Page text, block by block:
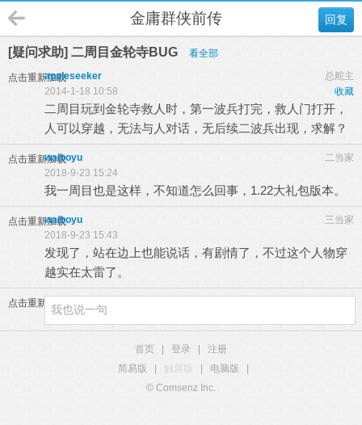
回复
金庸群侠前传
[疑问求助] 二周目金轮寺BUG 看全部
点击重新加载 总舵主
appleseeker
收藏
2014-1-18 10:58
二周目玩到金轮寺救人时，第一波兵打完，救人门打开，
人可以穿越，无法与人对话，无后续二波兵出现，求解？
点击重新加载 二当家
waiboyu
2018-9-23 15:24
我一周目也是这样，不知道怎么回事，1.22大礼包版本。
点击重新加载 三当家
waiboyu
2018-9-23 15:43
发现了，站在边上也能说话，有剧情了，不过这个人物穿
越实在太雷了。
点击重新加载
首页 登录
注册
简易版
触屏版 电脑版
© Comsenz Inc.